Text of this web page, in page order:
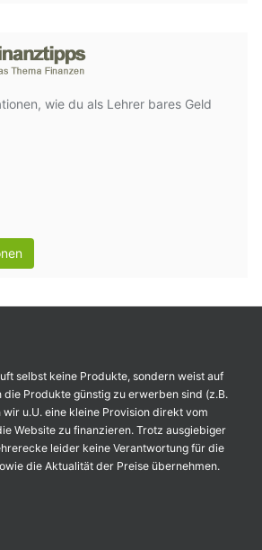
wie du als Lehrer bares Geld
selbst keine Produkte, sondern weist auf
die Produkte günstig zu erwerben sind (z.B.
u.U. eine kleine Provision direkt vom
Website zu finanzieren. Trotz ausgiebiger
leider keine Verantwortung für die
die Aktualität der Preise übernehmen.